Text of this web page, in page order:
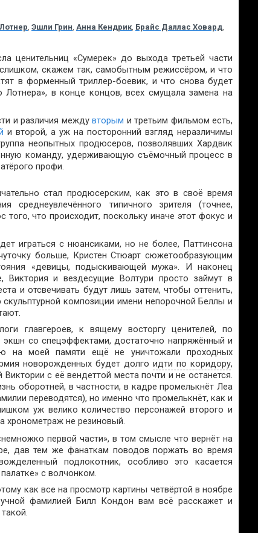
, Эшли Грин, Анна Кендрик, Брайс Даллас Ховард,
ценительниц «Сумерек» до выхода третьей части
скажем так, самобытным режиссёром, и что
в форменный триллер-боевик, и что снова будет
в конце концов, всех смущала замена на
и различия между вторым и третьим фильмом есть,
и второй, а уж на посторонний взгляд неразличимы
неопытных продюсеров, позволявших Хардвик
команду, удерживающую съёмочный процесс в
профи.
стал продюсерским, как это в своё время
среднеувлечённого типичного зрителя (точнее,
того, что происходит, поскольку иначе этот фокус и
играться с нюансиками, но не более, Паттинсона
больше, Кристен Стюарт сюжетообразующим
«девицы, подыскивающей мужа». И наконец
и вездесущие Волтури просто займут в
и отсвечивать будут лишь затем, чтобы оттенить,
композиции имени непорочной Беллы и
главгероев, к вящему восторгу ценителей, по
со спецэффектами, достаточно напряжённый и
на моей памяти ещё не уничтожали проходных
новорожденных будет долгоидти по коридору,
с её вендеттой места почти и не останется.
оборотней, в частности, в кадре промелькнёт Леа
переводятся), но именно что промелькнёт, как и
уж велико количество персонажей второго и
хронометраж не резиновый.
первой части», в том смысле что вернёт на
дав тем же фанаткам поводов поржать во время
подлокотник, особливо это касается
с волчонком.
как все на просмотр картины четвёртой в ноябре
фамилией Билл Кондон вам всё расскажет и